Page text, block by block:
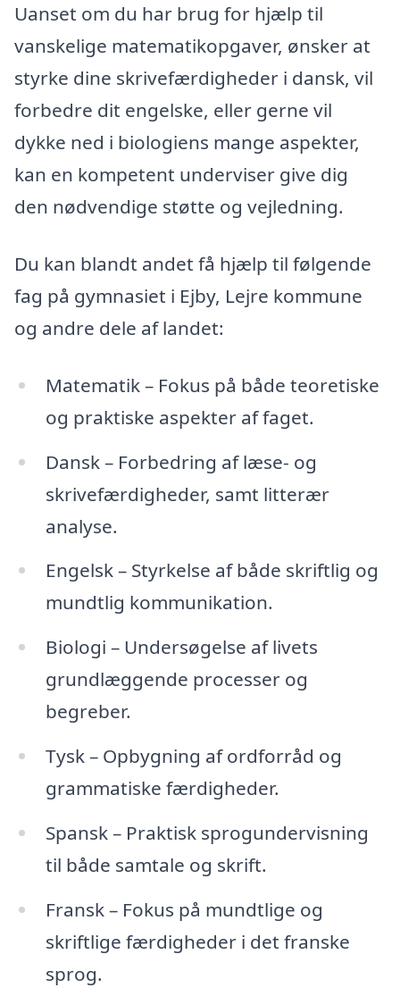
Uanset om du har brug for hjælp til
vanskelige matematikopgaver, ønsker at
styrke dine skrivefærdigheder i dansk, vil
forbedre dit engelske, eller gerne vil
dykke ned i biologiens mange aspekter,
kan en kompetent underviser give dig
den nødvendige støtte og vejledning.
Du kan blandt andet få hjælp til følgende
fag på gymnasiet i Ejby, Lejre kommune
og andre dele af landet:
Matematik – Fokus på både teoretiske
og praktiske aspekter af faget.
Dansk – Forbedring af læse- og
skrivefærdigheder, samt litterær
analyse.
Engelsk – Styrkelse af både skriftlig og
mundtlig kommunikation.
Biologi – Undersøgelse af livets
grundlæggende processer og
begreber.
Tysk – Opbygning af ordforråd og
grammatiske færdigheder.
Spansk – Praktisk sprogundervisning
til både samtale og skrift.
Fransk – Fokus på mundtlige og
skriftlige færdigheder i det franske
sprog.